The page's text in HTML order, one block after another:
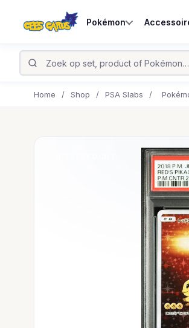
Pokémon
Home / Shop / PSA Slabs /